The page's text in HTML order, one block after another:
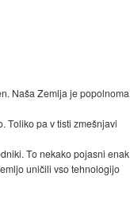
Naša Zemlja je popolnoma
Toliko pa v tisti zmešnjavi
To nekako pojasni enak
uničili vso tehnologijo